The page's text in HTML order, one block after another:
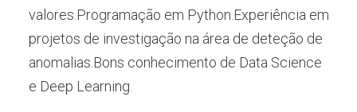
valores.Programação em Python.Experiência em
projetos de investigação na área de deteção de
anomalias.Bons conhecimento de Data Science
e Deep Learning.